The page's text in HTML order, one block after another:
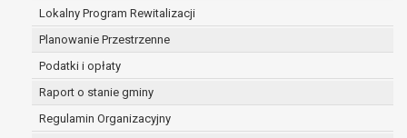
Lokalny Program Rewitalizacji
Planowanie Przestrzenne
Podatki i opłaty
Raport o stanie gminy
Regulamin Organizacyjny
(merytorycznych), a także obowiązków i
zadań zleconych przez instytucje
nadrzędne wobec Gminy;
zawarcia i realizacji umów;
ochrony żywotnych interesów osoby, której
wykonania zadania realizowanego w